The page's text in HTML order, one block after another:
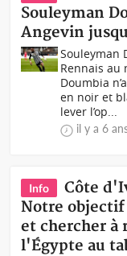
Souleyman
Angevin
Souleyman
Rennais au
Doumbia
en noir et
lever l’op...
il y a 6
Info
Côte
Notre objectif
et chercher à
l'Égypte au